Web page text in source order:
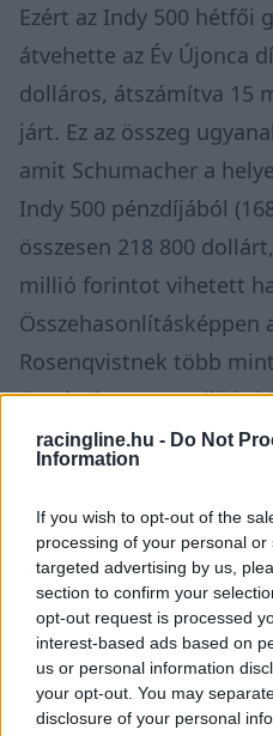
racingline.hu - Do Not
Information
If you wish to opt-out of the
processing of your personal
targeted advertising by us,
section to confirm your
opt-out request is processed
interest-based ads based on
us or personal information
your opt-out. You may
disclosure of your personal
Ezért az Indy 500 hétfői
átvehette az Év Újonca
dolláros, átszámítva 15
járt. Ez az összeg
amit Schumacher a
Indy 500 pénzdíjából
összesen 218 800
millió forintot vihetett
Összehasonlításképpen
Rosenqvistnek több
átszámítva 1,34